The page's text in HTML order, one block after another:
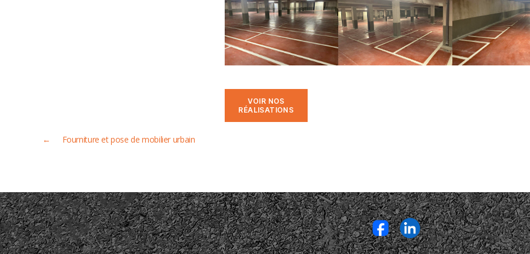
VOIR NOS
RÉALISATIONS
← Fourniture et pose de mobilier urbain